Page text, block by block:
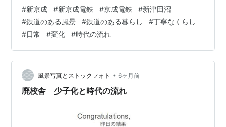
ラインを纏った慣れ親しんだ車両に混じって、効率的で
都会的な「銀色の電車」が増えていく様子を眺めている
と、時代の大きなうねりの中に自分が立っていることを
実感せずにはいられません。 耳に届かなくなった「いっ
てらっしゃい」 視覚的な変化以上に、私の心に静かな波
紋を広げたのは「音」の変化でした。 最近の…
#新京成 #新京成電鉄 #京成電鉄 #新津田沼
#鉄道のある風景 #鉄道のある暮らし #丁寧なくらし
#日常 #変化 #時代の流れ
風景写真とストックフォト • 6ヶ月前
廃校舎 少子化と時代の流れ